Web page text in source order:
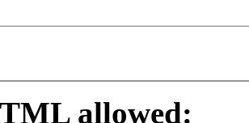
allowed: